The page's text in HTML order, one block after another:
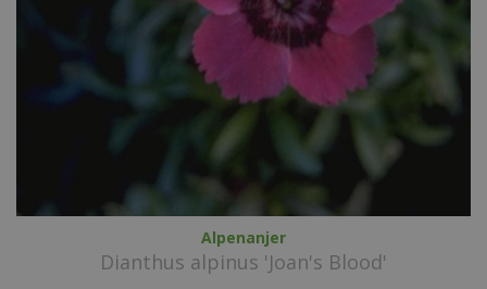
Alpenanjer
Dianthus alpinus 'Joan's Blood'